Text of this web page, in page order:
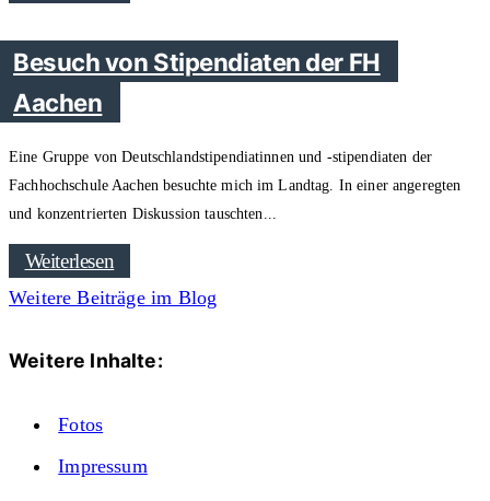
Besuch von Stipendiaten der FH
Aachen
Eine Gruppe von Deutschlandstipendiatinnen und -stipendiaten der
Fachhochschule Aachen besuchte mich im Landtag. In einer angeregten
und konzentrierten Diskussion tauschten
Weiterlesen
Weitere Beiträge im Blog
Weitere Inhalte:
Fotos
Impressum